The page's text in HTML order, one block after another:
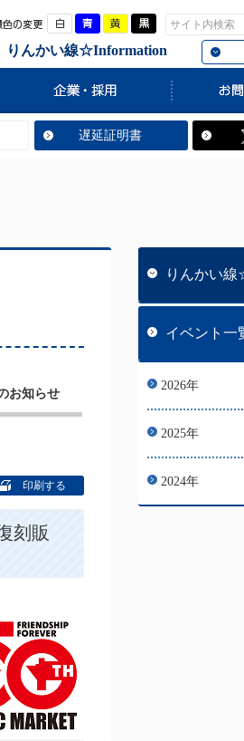
白 青 黄 サイト内検索
りんかい線☆Information
遅延証明書
お知らせ
印刷する
刻販
りんかい線
イベント一
2026年
2025年
2024年